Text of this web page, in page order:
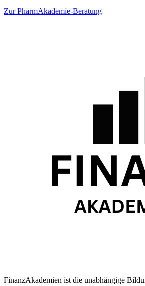
Zur PharmAkademie-Beratung
FinanzAkademien ist die unabhängige